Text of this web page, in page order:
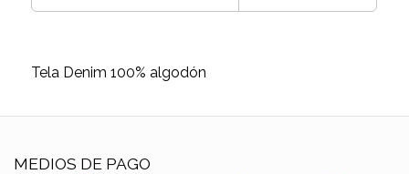
Tela Denim 100% algodón
MEDIOS DE PAGO